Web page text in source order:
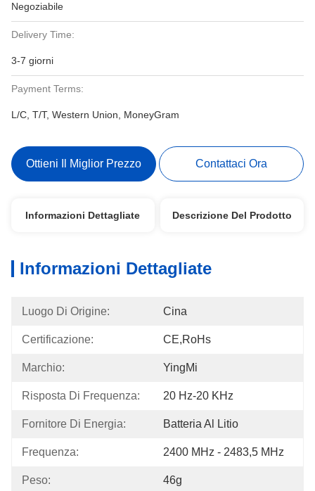
Negoziabile
Delivery Time:
3-7 giorni
Payment Terms:
L/C, T/T, Western Union, MoneyGram
Ottieni Il Miglior Prezzo Contattaci Ora
Informazioni Dettagliate Descrizione Del Prodotto
Informazioni Dettagliate
Luogo Di Origine: Cina
Certificazione: CE,RoHs
Marchio: YingMi
Risposta Di Frequenza: 20 Hz-20 KHz
Fornitore Di Energia: Batteria Al Litio
Frequenza: 2400 MHz - 2483,5 MHz
Peso: 46g